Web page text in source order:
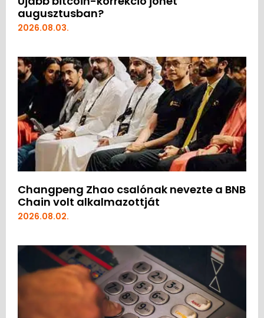
augusztusban?
2026.08.03.
Changpeng Zhao csalónak nevezte a BNB
Chain volt alkalmazottját
2026.08.02.